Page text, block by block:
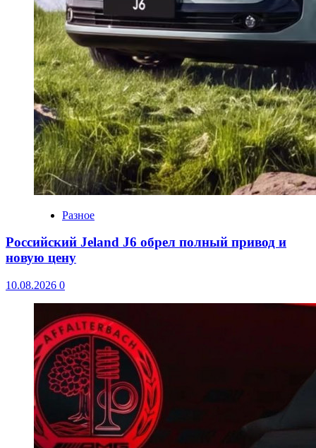
Разное
Российский Jeland J6 обрел полный привод и
новую цену
10.08.2026 0